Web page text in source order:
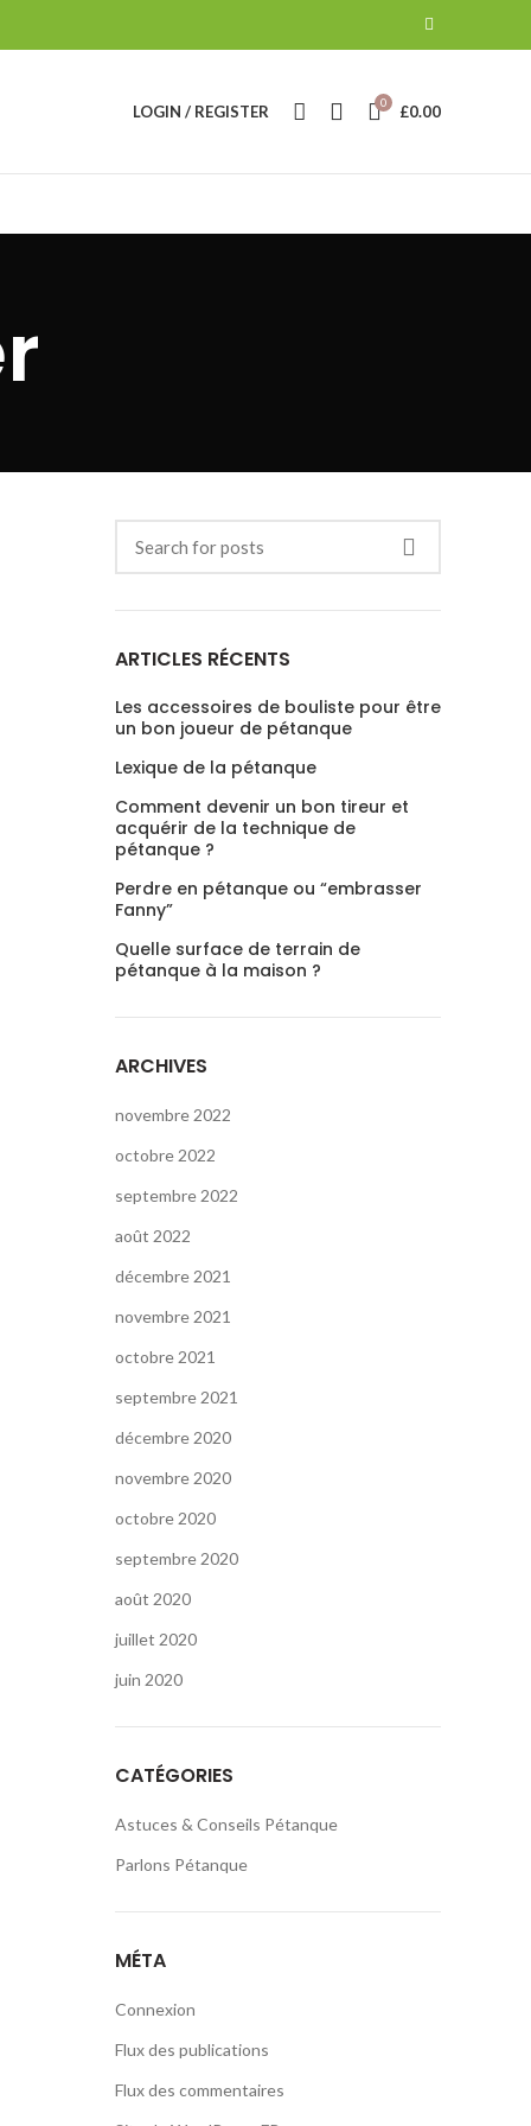
LOGIN / REGISTER 0 £0.00
ARTICLES RÉCENTS
Les accessoires de bouliste pour être
un bon joueur de pétanque
Lexique de la pétanque
Comment devenir un bon tireur et
acquérir de la technique de
pétanque ?
Perdre en pétanque ou “embrasser
Fanny”
Quelle surface de terrain de
pétanque à la maison ?
ARCHIVES
novembre 2022
octobre 2022
septembre 2022
août 2022
décembre 2021
novembre 2021
octobre 2021
septembre 2021
décembre 2020
novembre 2020
octobre 2020
septembre 2020
août 2020
juillet 2020
juin 2020
CATÉGORIES
Astuces & Conseils Pétanque
Parlons Pétanque
MÉTA
Connexion
Flux des publications
Flux des commentaires